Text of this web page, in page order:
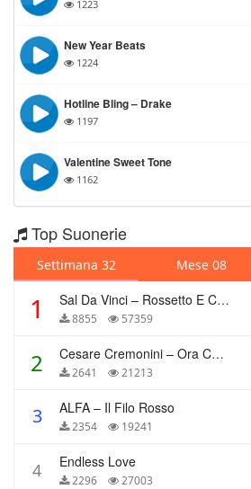
1223
New Year Beats
1224
Hotline Bling – Drake
1197
Valentine Sweet Tone
1162
Top Suonerie
Settimana 32 Mese 08
1 Sal Da Vinci – Rossetto E Caffè
8855 57359
2 Cesare Cremonini – Ora Che Non Ho Più Te
2641 21213
3 ALFA – Il Filo Rosso
2354 19241
4 Endless Love
2296 27003